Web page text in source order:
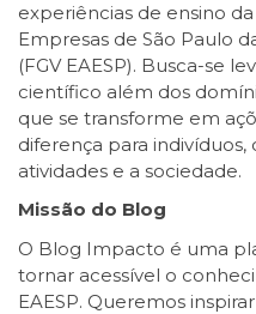
experiências de ensino
Empresas de São Paulo
(FGV EAESP). Busca-se
científico além dos
que se transforme em
diferença para indivíduos,
atividades e a sociedade.
Missão do Blog
O Blog Impacto é uma
tornar acessível o
EAESP. Queremos